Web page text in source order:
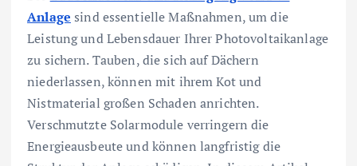
Anlage sind essentielle Maßnahmen, um die
Leistung und Lebensdauer Ihrer Photovoltaikanlage
zu sichern. Tauben, die sich auf Dächern
niederlassen, können mit ihrem Kot und
Nistmaterial großen Schaden anrichten.
Verschmutzte Solarmodule verringern die
Energieausbeute und können langfristig die